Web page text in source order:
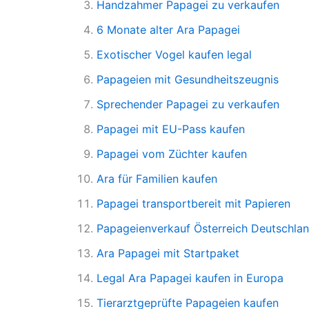
Handzahmer Papagei zu verkaufen
6 Monate alter Ara Papagei
Exotischer Vogel kaufen legal
Papageien mit Gesundheitszeugnis
Sprechender Papagei zu verkaufen
Papagei mit EU-Pass kaufen
Papagei vom Züchter kaufen
Ara für Familien kaufen
Papagei transportbereit mit Papieren
Papageienverkauf Österreich
Ara Papagei mit Startpaket
Legal Ara Papagei kaufen in Europa
Tierarztgeprüfte Papageien kaufen